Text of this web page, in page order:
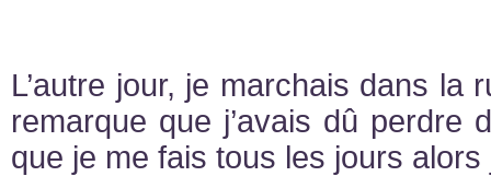
L’autre jour, je marchais dans
remarque que j’avais dû perdre
que je me fais tous les jours alors